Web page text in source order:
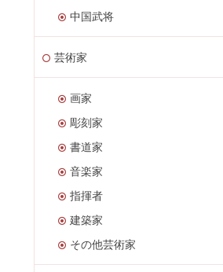
中国武将
芸術家
画家
彫刻家
書道家
音楽家
指揮者
建築家
その他芸術家